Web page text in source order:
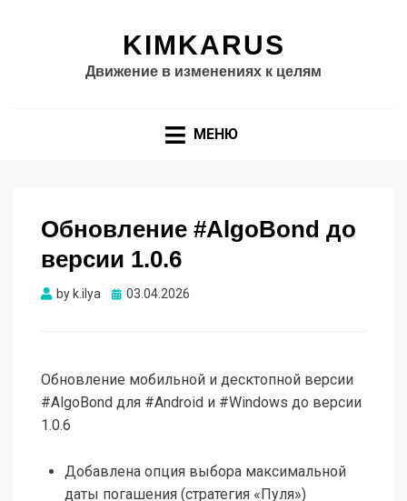
KIMKARUS
Движение в изменениях к целям
МЕНЮ
Обновление #AlgoBond до
версии 1.0.6
by k.ilya Опубликовано
03.04.2026
Обновление мобильной и десктопной версии
#AlgoBond для #Android и #Windows до версии
1.0.6
Добавлена опция выбора максимальной
даты погашения (стратегия «Пуля»)